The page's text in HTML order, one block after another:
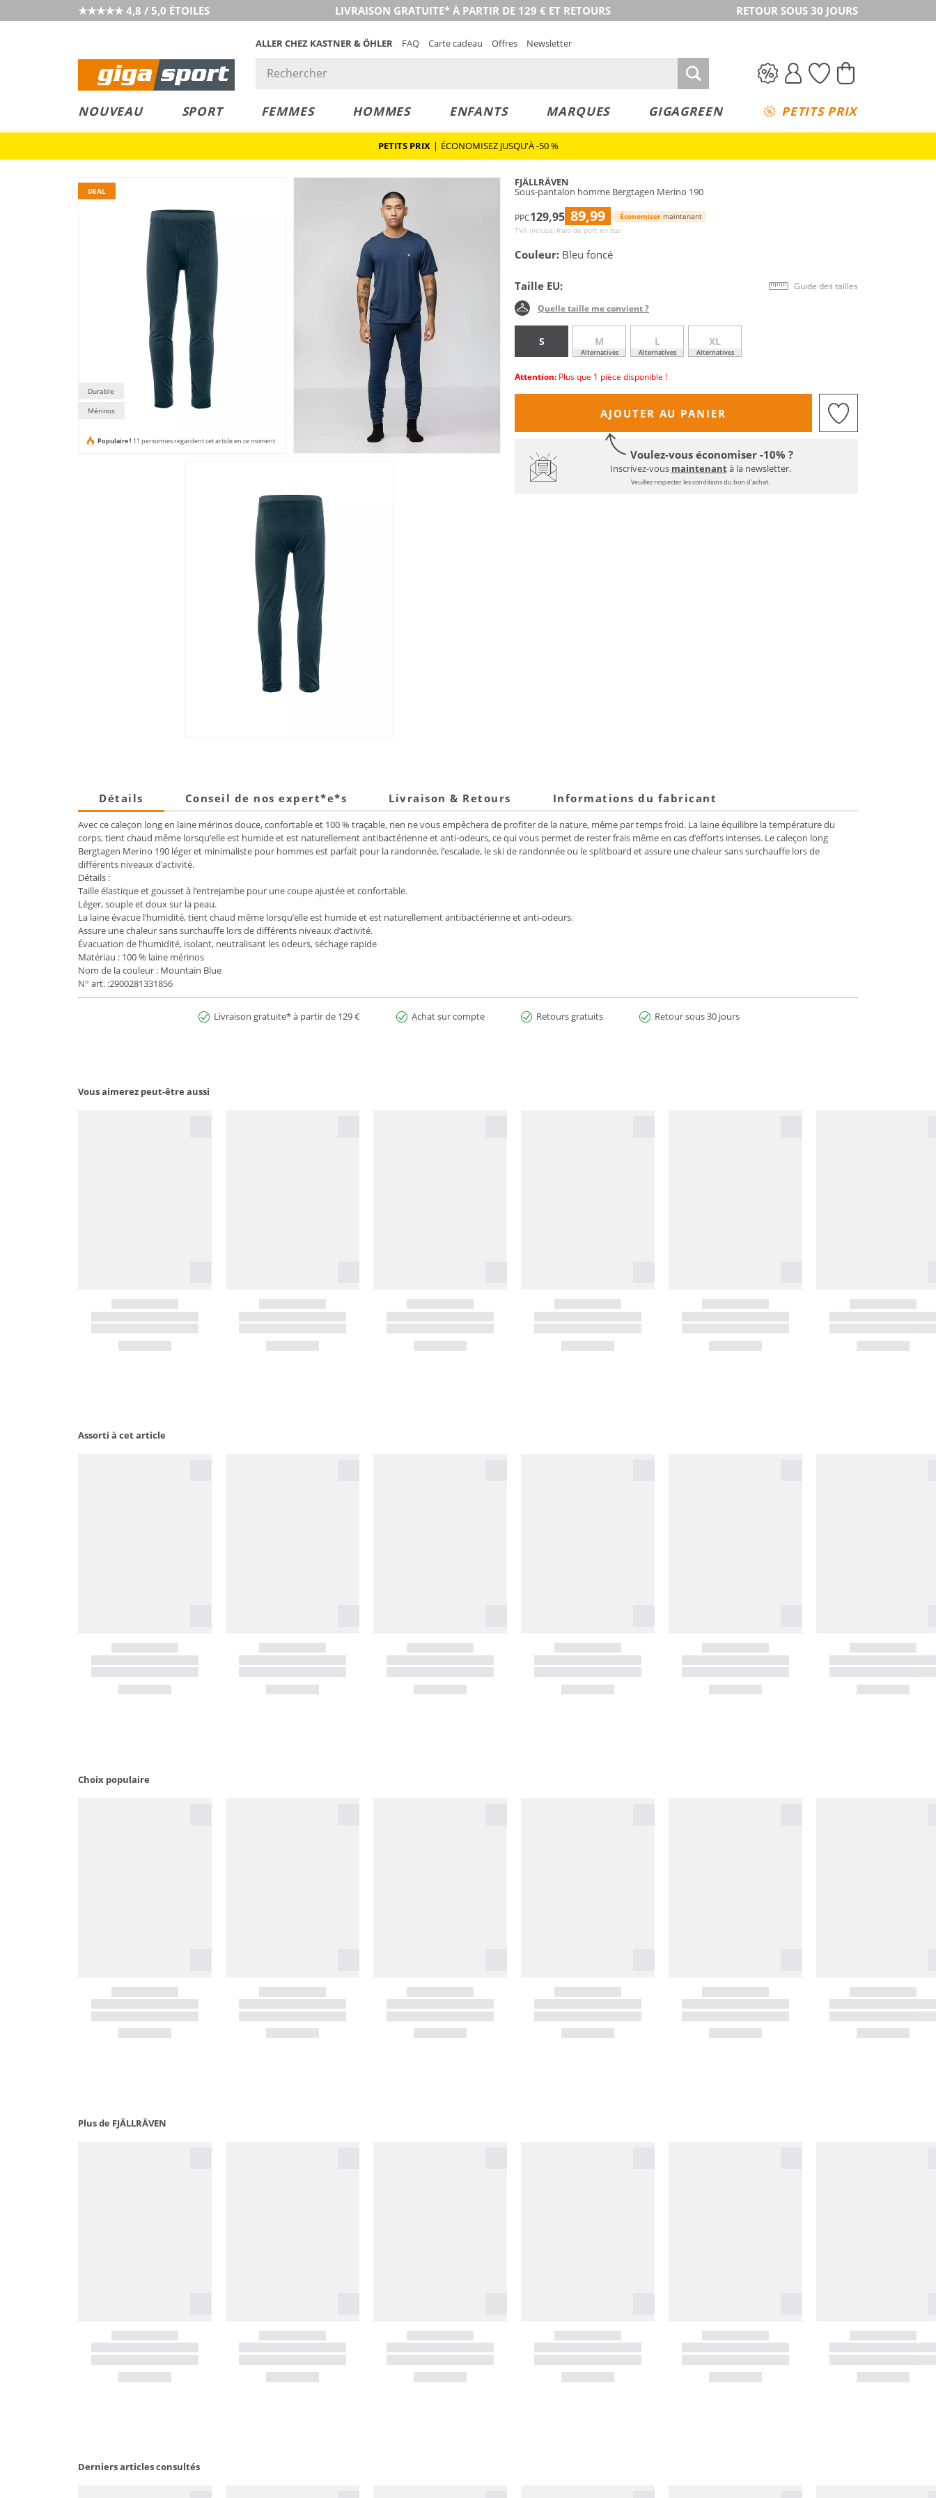
★★★★★ 4,8 / 5,0 ÉTOILES LIVRAISON GRATUITE* À PARTIR DE 129 € ET RETOURS RETOUR SOUS 30 JOURS
ALLER CHEZ KASTNER & ÖHLER FAQ Carte cadeau Offres Newsletter
NOUVEAU SPORT FEMMES HOMMES ENFANTS MARQUES GIGAGREEN PETITS PRIX
PETITS PRIX | ÉCONOMISEZ JUSQU'À -50 %
DEAL
Durable
Mérinos
Populaire ! 11 personnes regardent cet article en ce moment
FJÄLLRÄVEN
Sous-pantalon homme Bergtagen Merino 190
PPC129,95 89,99 Économiser maintenant
TVA incluse, frais de port en sus
Couleur: Bleu foncé
Taille EU: Guide des tailles
Quelle taille me convient ?
S M
Alternatives
L
Alternatives
XL
Alternatives
Attention: Plus que 1 pièce disponible !
AJOUTER AU PANIER
Voulez-vous économiser -10% ?
Inscrivez-vous maintenantà la newsletter.
Veuillez respecter les conditions du bon d'achat.
Détails Conseil de nos expert*e*s Livraison & Retours Informations du fabricant
Avec ce caleçon long en laine mérinos douce, confortable et 100 % traçable, rien ne vous empêchera de profiter de la nature, même par temps froid. La laine équilibre la température du
corps, tient chaud même lorsqu’elle est humide et est naturellement antibactérienne et anti-odeurs, ce qui vous permet de rester frais même en cas d’efforts intenses. Le caleçon long
Bergtagen Merino 190 léger et minimaliste pour hommes est parfait pour la randonnée, l’escalade, le ski de randonnée ou le splitboard et assure une chaleur sans surchauffe lors de
différents niveaux d’activité.
Détails :
Taille élastique et gousset à l’entrejambe pour une coupe ajustée et confortable.
Léger, souple et doux sur la peau.
La laine évacue l’humidité, tient chaud même lorsqu’elle est humide et est naturellement antibactérienne et anti-odeurs.
Assure une chaleur sans surchauffe lors de différents niveaux d’activité.
Évacuation de l’humidité, isolant, neutralisant les odeurs, séchage rapide
Matériau : 100 % laine mérinos
Nom de la couleur : Mountain Blue
N° art. :2900281331856
Livraison gratuite* à partir de 129 € Achat sur compte Retours gratuits Retour sous 30 jours
Vous aimerez peut-être aussi
Assorti à cet article
Choix populaire
Plus de FJÄLLRÄVEN
Derniers articles consultés